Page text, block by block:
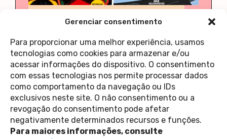
Gerenciar consentimento
Para proporcionar uma melhor experiência, usamos
tecnologias como cookies para armazenar e/ou
acessar informações do dispositivo. O consentimento
com essas tecnologias nos permite processar dados
como comportamento da navegação ou IDs
exclusivos neste site. O não consentimento ou a
revogação do consentimento pode afetar
negativamente determinados recursos e funções.
Para maiores informações, consulte
18 livros em domínio público para
ler na quarentena
9 de abril de 2020 Casa 1
< 1 … 8 9 10
Contato
Política de Privacidade
Perguntas Frequentes
copyright 2026